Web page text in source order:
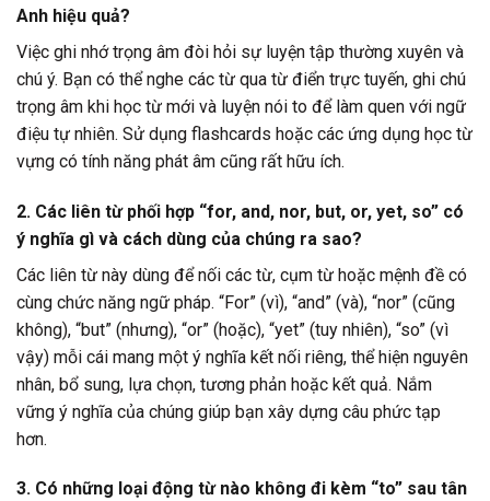
Anh hiệu quả?
Việc ghi nhớ trọng âm đòi hỏi sự luyện tập thường xuyên và
chú ý. Bạn có thể nghe các từ qua từ điển trực tuyến, ghi chú
trọng âm khi học từ mới và luyện nói to để làm quen với ngữ
điệu tự nhiên. Sử dụng flashcards hoặc các ứng dụng học từ
vựng có tính năng phát âm cũng rất hữu ích.
2. Các liên từ phối hợp “for, and, nor, but, or, yet, so” có
ý nghĩa gì và cách dùng của chúng ra sao?
Các liên từ này dùng để nối các từ, cụm từ hoặc mệnh đề có
cùng chức năng ngữ pháp. “For” (vì), “and” (và), “nor” (cũng
không), “but” (nhưng), “or” (hoặc), “yet” (tuy nhiên), “so” (vì
vậy) mỗi cái mang một ý nghĩa kết nối riêng, thể hiện nguyên
nhân, bổ sung, lựa chọn, tương phản hoặc kết quả. Nắm
vững ý nghĩa của chúng giúp bạn xây dựng câu phức tạp
hơn.
3. Có những loại động từ nào không đi kèm “to” sau tân